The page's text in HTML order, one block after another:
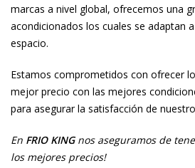
marcas a nivel global, ofrecemos una
acondicionados los cuales se adaptan
espacio.
Estamos comprometidos con ofrecer
mejor precio con las mejores
para asegurar la satisfacción de
En FRIO KINGnos aseguramos de
los mejores precios!